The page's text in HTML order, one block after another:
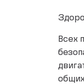
Всех